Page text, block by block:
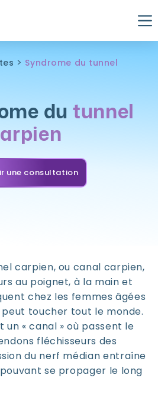
> Syndrome du tunnel
du tunnel
une consultation
carpien, ou canal carpien,
au poignet, à la main et
chez les femmes âgées
peut toucher tout le monde.
un « canal » où passent le
fléchisseurs des
du nerf médian entraîne
se propager le long